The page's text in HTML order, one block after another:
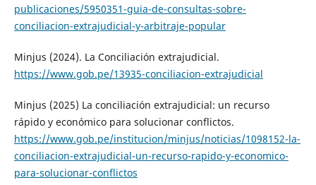
publicaciones/5950351-guia-de-consultas-sobre-
conciliacion-extrajudicial-y-arbitraje-popular
Minjus (2024). La Conciliación extrajudicial.
https://www.gob.pe/13935-conciliacion-extrajudicial
Minjus (2025) La conciliación extrajudicial: un recurso
rápido y económico para solucionar conflictos.
https://www.gob.pe/institucion/minjus/noticias/1098152-la-
conciliacion-extrajudicial-un-recurso-rapido-y-economico-
para-solucionar-conflictos